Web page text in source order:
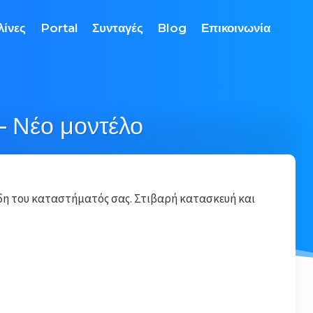
Portal Συνταγές Blog Επικοινωνία
μοντέλο
του καταστήματός σας. Στιβαρή κατασκευή και